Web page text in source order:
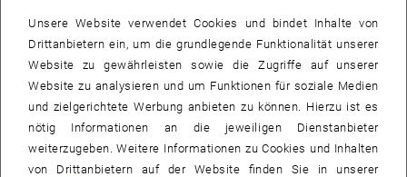
Youssef Michel, Matteo Saveriano and Dongheui Lee, A Passivity-
based Approach for Variable Stiffness Control with Dynamical
Systems, IEEE Transactions on Automation Science and
Engineering, pp. - , 2023
Ein gemeinsamer Regelungsansatz auf der Grundlage
Unsere Website verwendet Cookies und bindet Inhalte von
Drittanbietern ein, um die grundlegende Funktionalität unserer
Website zu gewährleisten sowie die Zugriffe auf unserer
Website zu analysieren und um Funktionen für soziale Medien
und zielgerichtete Werbung anbieten zu können. Hierzu ist es
nötig Informationen an die jeweiligen Dienstanbieter
weiterzugeben. Weitere Informationen zu Cookies und Inhalten
von Drittanbietern auf der Website finden Sie in unserer